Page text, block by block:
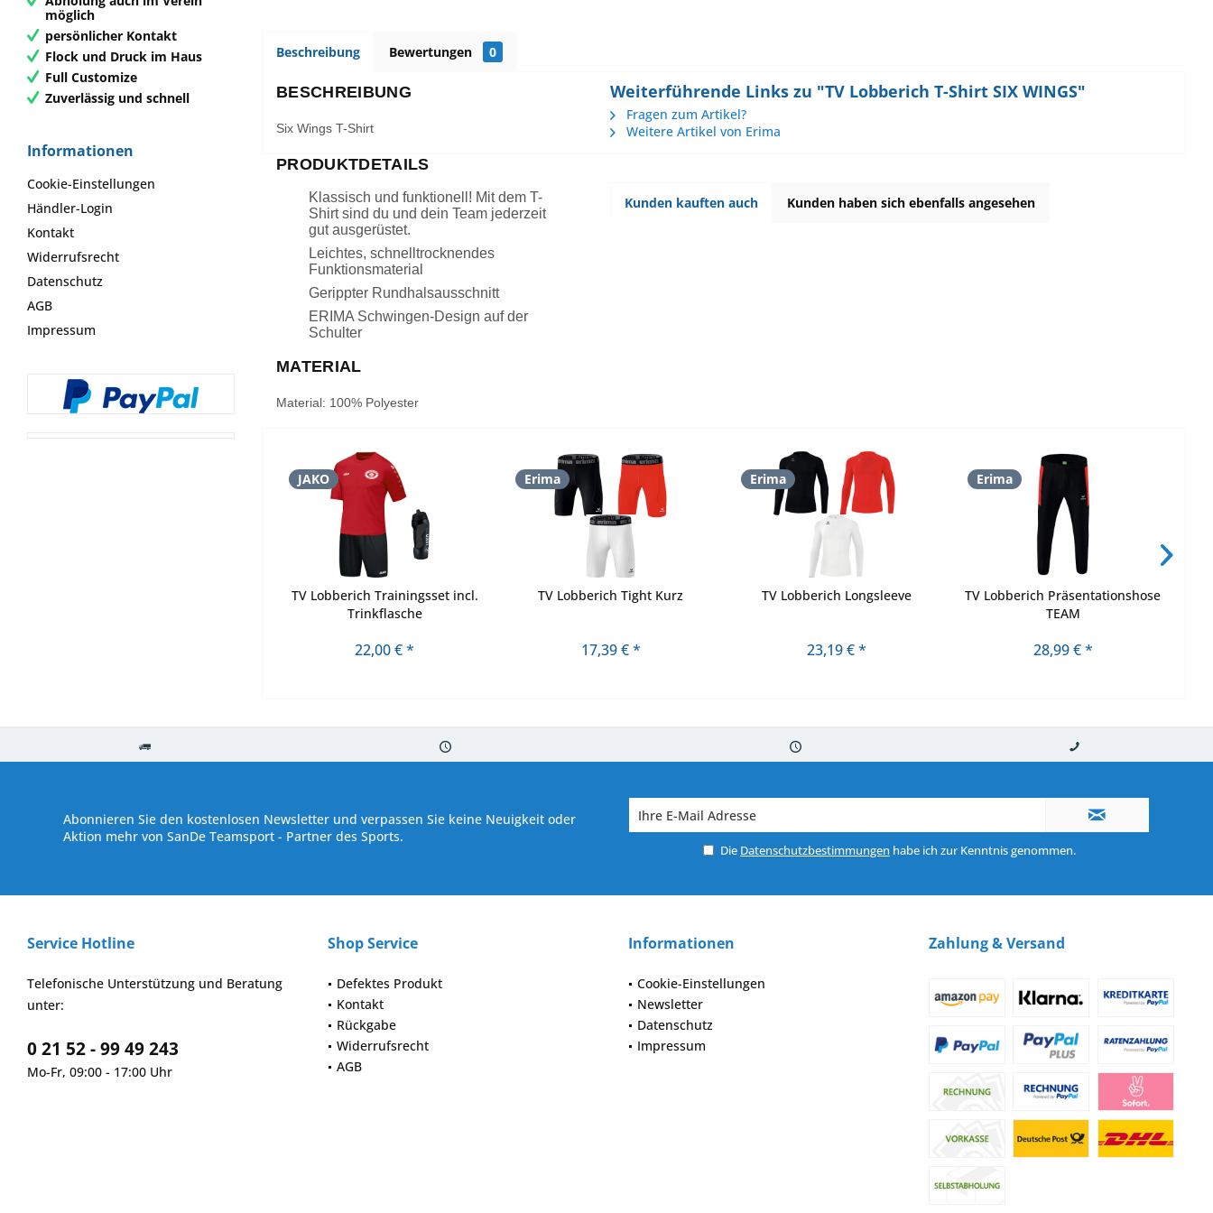
möglich
persönlicher Kontakt
Flock und Druck im Haus
Full Customize
Zuverlässig und schnell
Informationen
Cookie-Einstellungen
Händler-Login
Kontakt
Widerrufsrecht
Datenschutz
AGB
Impressum
Beschreibung Bewertungen 0
BESCHREIBUNG
Six Wings T-Shirt
PRODUKTDETAILS
Klassisch und funktionell! Mit dem T-
Shirt sind du und dein Team jederzeit
gut ausgerüstet.
Leichtes, schnelltrocknendes
Funktionsmaterial
Gerippter Rundhalsausschnitt
ERIMA Schwingen-Design auf der
Schulter
MATERIAL
Material: 100% Polyester
Weiterführende Links zu "TV Lobberich T-Shirt SIX WINGS"
Fragen zum Artikel?
Weitere Artikel von Erima
Kunden kauften auch Kunden haben sich ebenfalls angesehen
JAKO
TV Lobberich Trainingsset incl.
Trinkflasche
22,00 € *
Erima
TV Lobberich Tight Kurz
17,39 € *
Erima
TV Lobberich Longsleeve
23,19 € *
Erima
TV Lobberich Präsentationshose
TEAM
28,99 € *
Abonnieren Sie den kostenlosen Newsletter und verpassen Sie keine Neuigkeit oder
Aktion mehr von SanDe Teamsport - Partner des Sports.
Die Datenschutzbestimmungen habe ich zur Kenntnis genommen.
Service Hotline
Telefonische Unterstützung und Beratung
unter:
0 21 52 - 99 49 243
Mo-Fr, 09:00 - 17:00 Uhr
Shop Service
Defektes Produkt
Kontakt
Rückgabe
Widerrufsrecht
AGB
Informationen
Cookie-Einstellungen
Newsletter
Datenschutz
Impressum
Zahlung & Versand